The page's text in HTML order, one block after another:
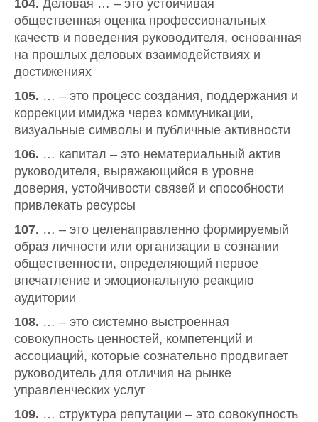
104. Деловая … – это устойчивая
общественная оценка профессиональных
качеств и поведения руководителя, основанная
на прошлых деловых взаимодействиях и
достижениях
105. … – это процесс создания, поддержания и
коррекции имиджа через коммуникации,
визуальные символы и публичные активности
106. … капитал – это нематериальный актив
руководителя, выражающийся в уровне
доверия, устойчивости связей и способности
привлекать ресурсы
107. … – это целенаправленно формируемый
образ личности или организации в сознании
общественности, определяющий первое
впечатление и эмоциональную реакцию
аудитории
108. … – это системно выстроенная
совокупность ценностей, компетенций и
ассоциаций, которые сознательно продвигает
руководитель для отличия на рынке
управленческих услуг
109. … структура репутации – это совокупность